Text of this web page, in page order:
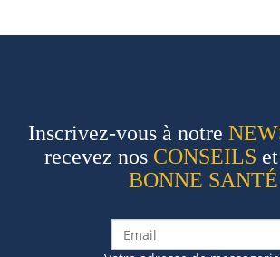
Inscrivez-vous à notre
recevez nos CONSEILS
BONNE SANTÉ